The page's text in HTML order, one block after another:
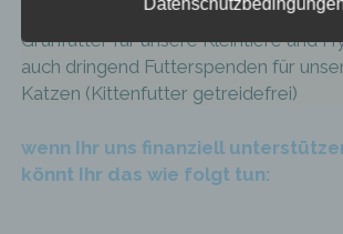
Wir benötigen dringend: Hundefutter
Grünfutter für unsere Kleintiere und
auch dringend Futterspenden für
Katzen (Kittenfutter getreidefrei)
wenn Ihr uns finanziell
könnt Ihr das wie folgt tun:
Folgenden „betroffene Person")
Person angesehen, die direkt
insbesondere mittels Zuordnung
Kennung wie einem Namen, zu
Kennnummer, zu Standortdaten,
mehreren besonderen
Ausdruck der physischen,
genetischen, psychischen,